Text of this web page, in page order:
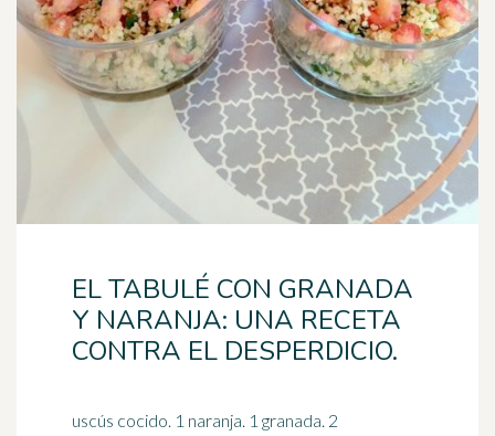
EL TABULÉ CON GRANADA
Y NARANJA: UNA RECETA
CONTRA EL DESPERDICIO.
uscús cocido. 1 naranja. 1 granada. 2